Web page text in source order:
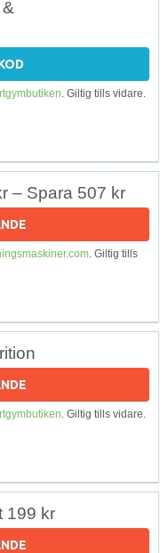
. Giltig tills vidare.
– Spara 507 kr
. Giltig tills
. Giltig tills vidare.
199 kr